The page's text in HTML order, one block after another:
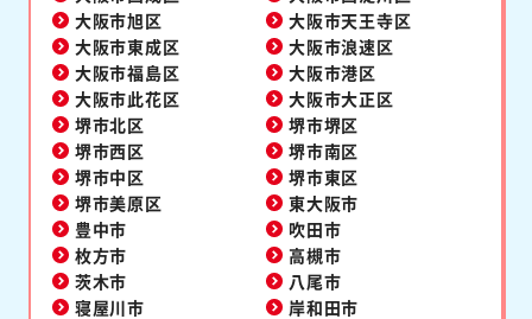
大阪市旭区
大阪市天王寺区
大阪市東成区
大阪市浪速区
大阪市福島区
大阪市港区
大阪市此花区
大阪市大正区
堺市北区
堺市堺区
堺市西区
堺市南区
堺市中区
堺市東区
堺市美原区
東大阪市
豊中市
吹田市
枚方市
高槻市
茨木市
八尾市
寝屋川市
岸和田市